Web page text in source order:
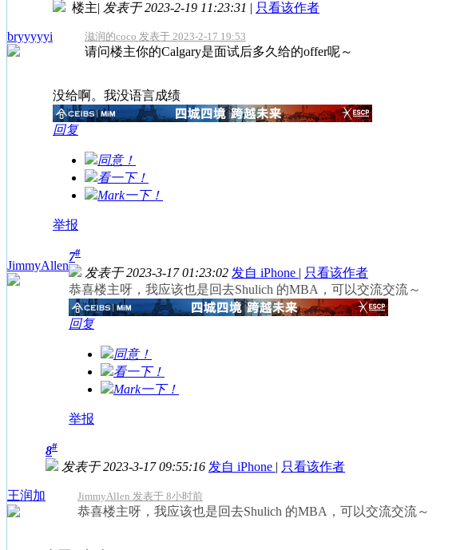
bryyyyyi
楼主| 发表于 2023-2-19 11:23:31 | 只看该作者
滋润的coco 发表于 2023-2-17 19:53
请问楼主你的Calgary是面试后多久给的offer呢～
没给啊。我没语言成绩
回复
同意！
看一下！
Mark一下！
举报
JimmyAllen
7#
发表于 2023-3-17 01:23:02 发自 iPhone | 只看该作者
恭喜楼主呀，我应该也是回去Shulich 的MBA，可以交流交流～
回复
同意！
看一下！
Mark一下！
举报
王润加
8#
发表于 2023-3-17 09:55:16 发自 iPhone | 只看该作者
JimmyAllen 发表于 8小时前
恭喜楼主呀，我应该也是回去Shulich 的MBA，可以交流交流～